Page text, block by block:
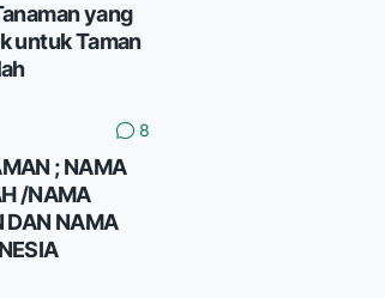
yang
untuk Taman
8
; NAMA
/NAMA
DAN NAMA